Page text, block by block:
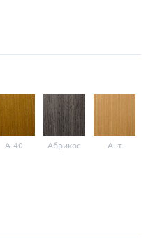
A-40 Абрикос Ант